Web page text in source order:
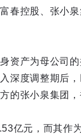
春控股、张小
资产为母公司
深度调整期后
的张小泉集团
亿元，而其作